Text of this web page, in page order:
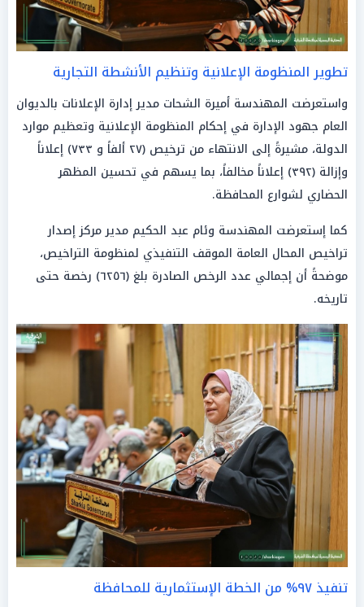
تطوير المنظومة الإعلانية وتنظيم الأنشطة التجارية
واستعرضت المهندسة أميرة الشحات مدير إدارة الإعلانات بالديوان
العام جهود الإدارة في إحكام المنظومة الإعلانية وتعظيم موارد
الدولة، مشيرةً إلى الانتهاء من ترخيص (٢٧ ألفاً و ٧٣٣) إعلاناً
وإزالة (٣٩٢) إعلاناً مخالفاً، بما يسهم في تحسين المظهر
الحضاري لشوارع المحافظة.
كما إستعرضت المهندسة وئام عبد الحكيم مدير مركز إصدار
تراخيص المحال العامة الموقف التنفيذي لمنظومة التراخيص،
موضحةً أن إجمالي عدد الرخص الصادرة بلغ (٦٢٥٦) رخصة حتى
تاريخه.
تنفيذ ٩٧% من الخطة الإستثمارية للمحافظة